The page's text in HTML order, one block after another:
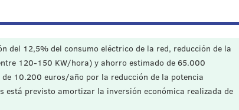
del 12,5% del consumo eléctrico de la red, reducción de la
120-150 KW/hora) y ahorro estimado de 65.000
10.200 euros/año por la reducción de la potencia
está previsto amortizar la inversión económica realizada de